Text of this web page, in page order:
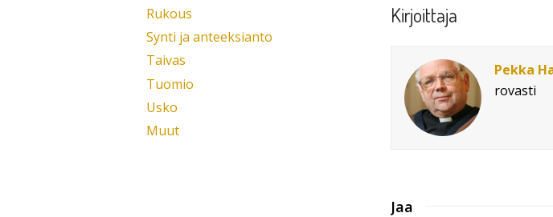
Kirjoittaja
Pekka
rovasti
Jaa
Rukous
Synti ja anteeksianto
Taivas
Tuomio
Usko
Muut